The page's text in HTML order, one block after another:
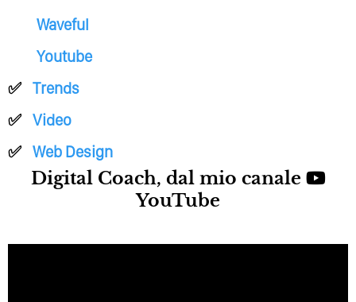
Waveful
Youtube
Trends
Video
Web Design
Digital Coach, dal mio canale
YouTube